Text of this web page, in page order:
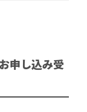
申し込み受